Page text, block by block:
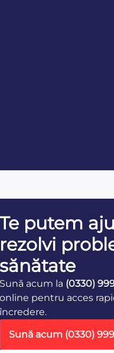
Te putem
rezolvi
sănătate
Sună acum la (0330)
online pentru acces
încredere.
Sună acum (0330) 999